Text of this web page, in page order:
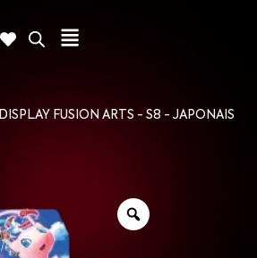
DISPLAY FUSION ARTS - S8 - JAPONAIS